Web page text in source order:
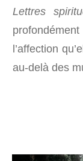
Lettres
l’affection
au-delà des